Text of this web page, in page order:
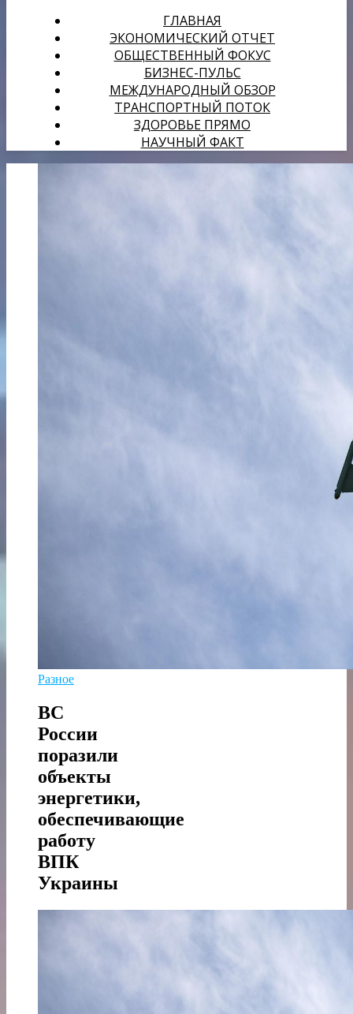
ГЛАВНАЯ
ЭКОНОМИЧЕСКИЙ ОТЧЕТ
ОБЩЕСТВЕННЫЙ ФОКУС
БИЗНЕС-ПУЛЬС
МЕЖДУНАРОДНЫЙ ОБЗОР
ТРАНСПОРТНЫЙ ПОТОК
ЗДОРОВЬЕ ПРЯМО
НАУЧНЫЙ ФАКТ
Разное
ВС
России
поразили
объекты
энергетики,
обеспечивающие
работу
ВПК
Украины